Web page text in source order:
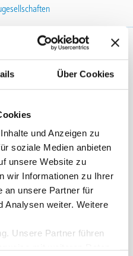
Über Cookies
und Anzeigen zu
soziale Medien anbieten
unsere Website zu
wir Informationen zu Ihrer
an unsere Partner für
Analysen weiter. Weitere
Unsere Partner führen